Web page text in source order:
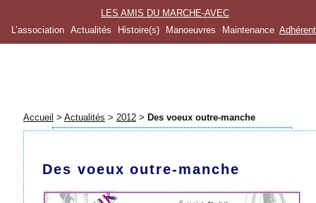
LES AMIS DU MARCHE-AVEC
L’association
Actualités Histoire(s) Manoeuvres Maintenance
Accueil > Actualités > 2012 > Des voeux outre-manche
Des voeux outre-manche